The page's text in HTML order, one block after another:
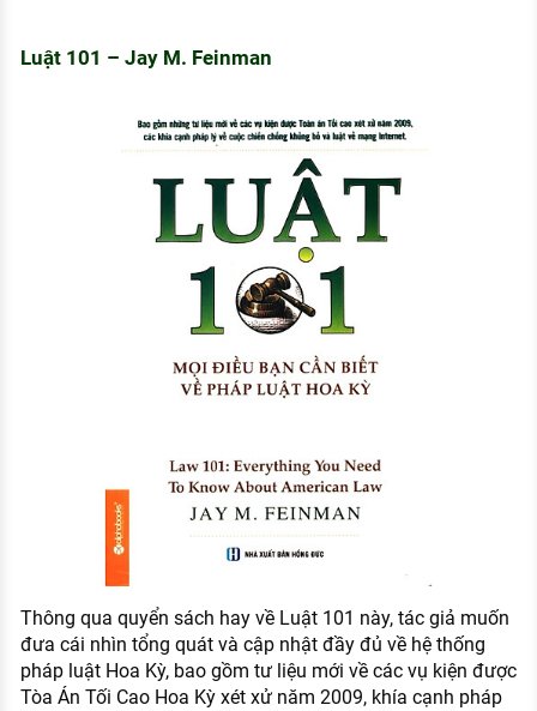
Luật 101 – Jay M. Feinman
Thông qua quyển sách hay về Luật 101 này, tác giả muốn
đưa cái nhìn tổng quát và cập nhật đầy đủ về hệ thống
pháp luật Hoa Kỳ, bao gồm tư liệu mới về các vụ kiện được
Tòa Án Tối Cao Hoa Kỳ xét xử năm 2009, khía cạnh pháp